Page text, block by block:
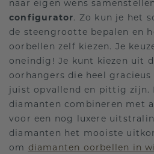
naar eigen wens
configurator. Zo kun je het
de steengrootte bepalen en
oorbellen zelf kiezen. Je
oneindig! Je kunt kiezen uit
oorhangers die heel
juist opvallend en pittig zijn.
diamanten combineren met
voor een nog luxere
diamanten het mooiste
om diamanten oorbellen in